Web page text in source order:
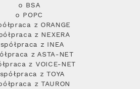
o BSA
o POPC
z ORANGE
z NEXERA
z INEA
z ASTA-NET
z VOICE-NET
z TOYA
z TAURON